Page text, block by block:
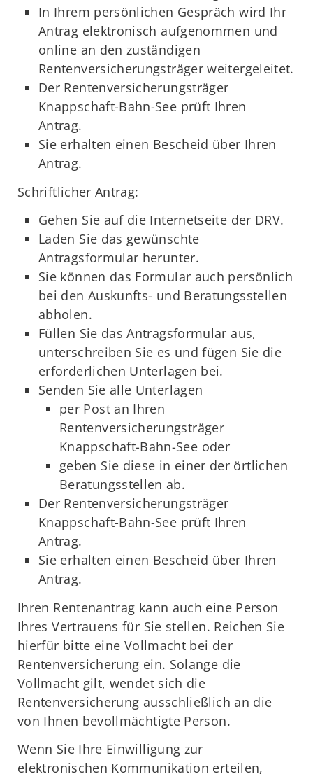
In Ihrem persönlichen Gespräch wird Ihr
Antrag elektronisch aufgenommen und
online an den zuständigen
Rentenversicherungsträger weitergeleitet.
Der Rentenversicherungsträger
Knappschaft-Bahn-See prüft Ihren
Antrag.
Sie erhalten einen Bescheid über Ihren
Antrag.
Schriftlicher Antrag:
Gehen Sie auf die Internetseite der DRV.
Laden Sie das gewünschte
Antragsformular herunter.
Sie können das Formular auch persönlich
bei den Auskunfts- und Beratungsstellen
abholen.
Füllen Sie das Antragsformular aus,
unterschreiben Sie es und fügen Sie die
erforderlichen Unterlagen bei.
Senden Sie alle Unterlagen
per Post an Ihren
Rentenversicherungsträger
Knappschaft-Bahn-See oder
geben Sie diese in einer der örtlichen
Beratungsstellen ab.
Der Rentenversicherungsträger
Knappschaft-Bahn-See prüft Ihren
Antrag.
Sie erhalten einen Bescheid über Ihren
Antrag.
Ihren Rentenantrag kann auch eine Person
Ihres Vertrauens für Sie stellen. Reichen Sie
hierfür bitte eine Vollmacht bei der
Rentenversicherung ein. Solange die
Vollmacht gilt, wendet sich die
Rentenversicherung ausschließlich an die
von Ihnen bevollmächtigte Person.
Wenn Sie Ihre Einwilligung zur
elektronischen Kommunikation erteilen,